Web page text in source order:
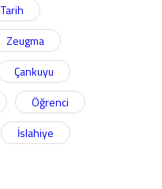
Tarih
Zeugma
Çankuyu
Öğrenci
İslahiye